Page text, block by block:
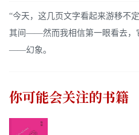
“今天，这几页文字看起来游移
其间——然而我相信第一眼看去
——幻象。
你可能会关注的书籍